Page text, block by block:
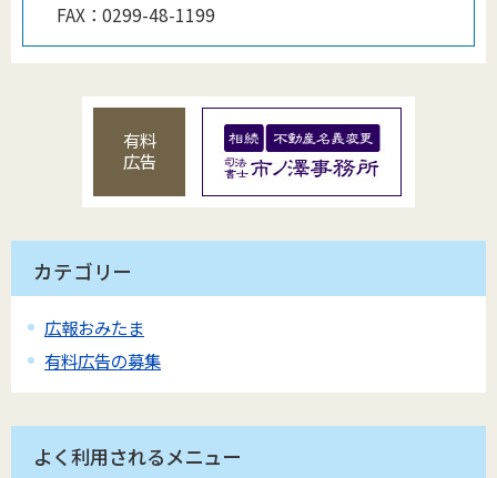
FAX： 0299-48-1199
有料
広告
カテゴリー
広報おみたま
有料広告の募集
よく利用されるメニュー